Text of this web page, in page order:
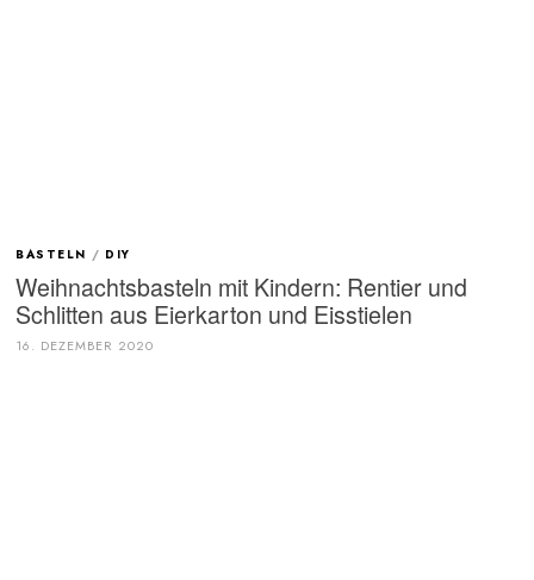
BASTELN / DIY
Weihnachtsbasteln mit Kindern: Rentier und
Schlitten aus Eierkarton und Eisstielen
16. DEZEMBER 2020